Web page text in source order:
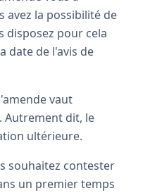
avez la possibilité de
disposez pour cela
date de l'avis de
vaut
Autrement dit, le
ultérieure.
souhaitez contester
un premier temps